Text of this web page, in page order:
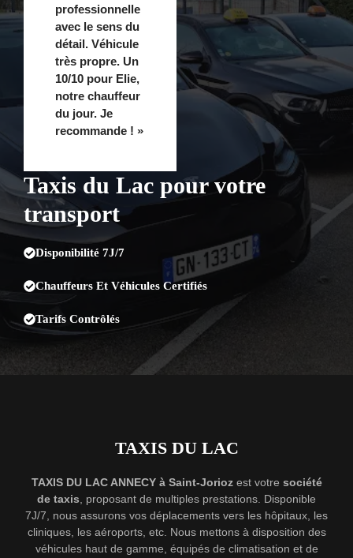
Taxis du Lac pour votre
transport
Disponibilité 7J/7
Chauffeurs Et Véhicules Certifiés
Tarifs Contrôlés
professionnelle
avec le sens du
détail. Véhicule
très propre. Un
10/10 pour Elie,
notre chauffeur
du jour. Je
recommande ! »
TAXIS DU LAC
TAXIS DU LAC ANNECY à Saint-Joriozest votre société
de taxis, proposant de multiples prestations. Disponible
7J/7, nous assurons vos déplacements vers les hôpitaux, les
cliniques, les aéroports, etc. Nous mettons à disposition des
véhicules haut de gamme, équipés de climatisation et de